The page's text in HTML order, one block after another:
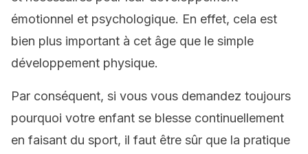
émotionnel et psychologique. En effet, cela est
bien plus important à cet âge que le simple
développement physique.
Par conséquent, si vous vous demandez toujours
pourquoi votre enfant se blesse continuellement
en faisant du sport, il faut être sûr que la pratique